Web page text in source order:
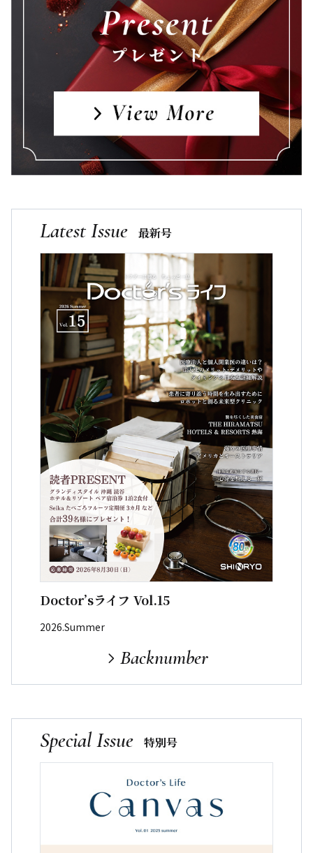
Latest Issue 最新号
Doctor’sライフ Vol.15
2026.Summer
Backnumber
Special Issue 特別号